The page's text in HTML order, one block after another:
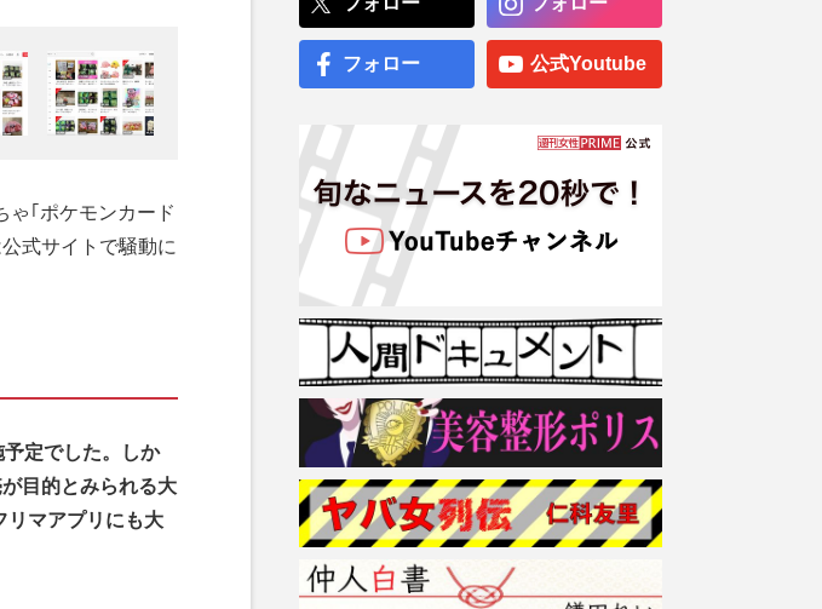
｢ポケモンカード
式サイトで騒動に
予定でした。しか
目的とみられる大
リマアプリにも大
フォロー 公式Youtube